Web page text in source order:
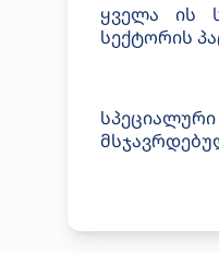
ყველა ის
სექტორის